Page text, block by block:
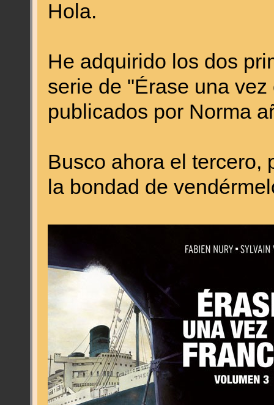
Hola.
He adquirido los dos
serie de "Érase una
publicados por Norma
Busco ahora el tercero,
la bondad de